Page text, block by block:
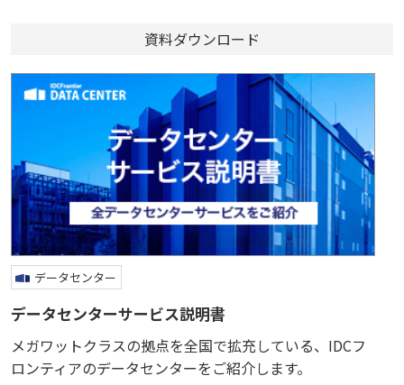
資料ダウンロード
データセンター
データセンターサービス説明書
メガワットクラスの拠点を全国で拡充している、IDCフ
ロンティアのデータセンターをご紹介します。